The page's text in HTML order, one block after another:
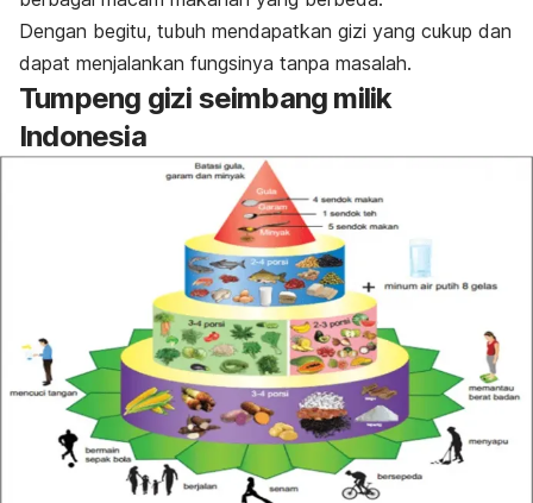
Dengan begitu, tubuh mendapatkan gizi yang cukup dan
dapat menjalankan fungsinya tanpa masalah.
Tumpeng gizi seimbang milik
Indonesia